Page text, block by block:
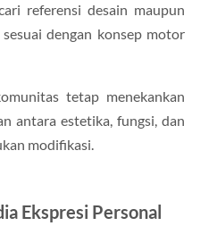
referensi desain maupun
dengan konsep motor
tetap menekankan
antara estetika, fungsi, dan
modifikasi.
Ekspresi Personal